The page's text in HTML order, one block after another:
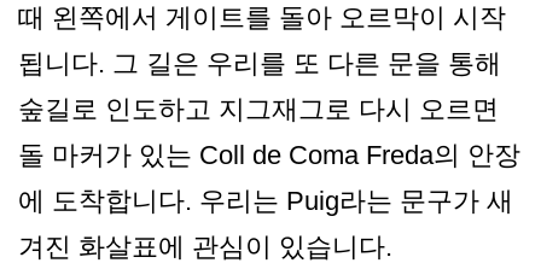
때 왼쪽에서 게이트를 돌아 오르막이 시작
됩니다. 그 길은 우리를 또 다른 문을 통해
숲길로 인도하고 지그재그로 다시 오르면
돌 마커가 있는 Coll de Coma Freda의 안장
에 도착합니다. 우리는 Puig라는 문구가 새
겨진 화살표에 관심이 있습니다.